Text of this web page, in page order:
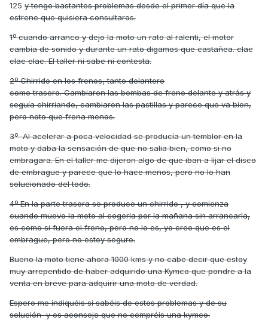
125 y tengo bastantes problemas desde el primer día que la
estrene que quisiera consultaros.
1º cuando arranco y dejo la moto un rato al ralenti, el motor
cambia de sonido y durante un rato digamos que castañea. clac
clac clac. El taller ni sabe ni contesta.
2º Chirrido en los frenos, tanto delantero
como trasero. Cambiaron las bombas de freno delante y atrás y
seguía chirriando, cambiaron las pastillas y parece que va bien,
pero noto que frena menos.
3º Al acelerar a poca velocidad se producía un temblor en la
moto y daba la sensación de que no salia bien, como si no
embragara. En el taller me dijeron algo de que iban a lijar el disco
de embrague y parece que lo hace menos, pero no lo han
solucionado del todo.
4º En la parte trasera se produce un chirrido , y comienza
cuando muevo la moto al cogerla por la mañana sin arrancarla,
es como si fuera el freno, pero no lo es, yo creo que es el
embrague, pero no estoy seguro.
Bueno la moto tiene ahora 1000 kms y no cabe decir que estoy
muy arrepentido de haber adquirido una Kymco que pondre a la
venta en breve para adquirir una moto de verdad.
Espero me indiquéis si sabéis de estos problemas y de su
solución y os aconsejo que no compréis una kymco.